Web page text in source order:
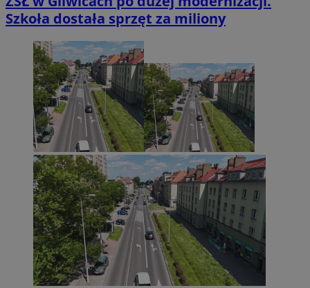
Szkoła dostała sprzęt za miliony